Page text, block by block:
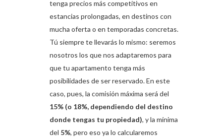
tenga precios más competitivos en
estancias prolongadas, en destinos con
mucha oferta o en temporadas concretas.
Tú siempre te llevarás lo mismo: seremos
nosotros los que nos adaptaremos para
que tu apartamento tenga más
posibilidades de ser reservado. En este
caso, pues, la comisión máxima será del
15% (o 18%, dependiendo del destino
donde tengas tu propiedad), y la mínima
del 5%, pero eso ya lo calcularemos